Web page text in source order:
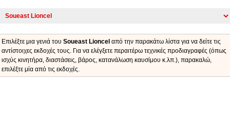
Επιλέξτε μια γενιά του Soueast Lioncel από την παρακάτω λίστα για να δείτε τις
αντίστοιχες εκδοχές τους. Για να ελέγξετε περαιτέρω τεχνικές προδιαγραφές (όπως
ισχύς κινητήρα, διαστάσεις, βάρος, κατανάλωση καυσίμου κ.λπ.), παρακαλώ,
επιλέξτε μία από τις εκδοχές.